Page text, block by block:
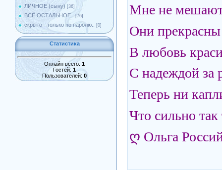
ЛИЧНОЕ (сыну) [36]
ВСЁ ОСТАЛЬНОЕ.. [76]
скрыто - только по паролю.. [0]
Статистика
Онлайн всего: 1
Гостей: 1
Пользователей: 0
Мне не
Они
В любовь
С надеждой за
Теперь ни
Что сильно
ღ Ольга